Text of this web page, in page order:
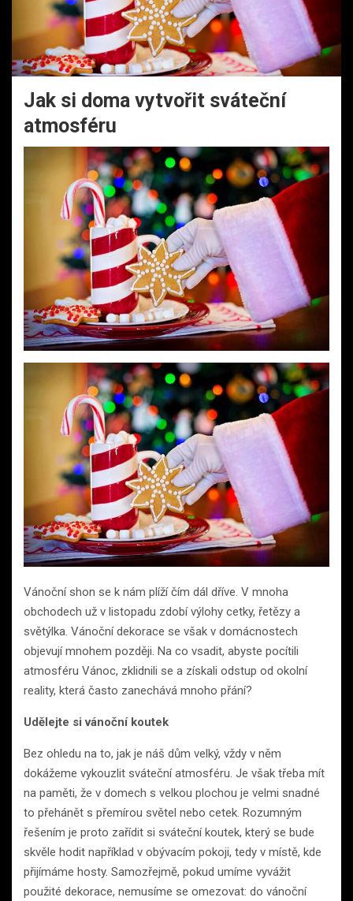
Jak si doma vytvořit sváteční
atmosféru
Vánoční shon se k nám plíží čím dál dříve. V mnoha
obchodech už v listopadu zdobí výlohy cetky, řetězy a
světýlka. Vánoční dekorace se však v domácnostech
objevují mnohem později. Na co vsadit, abyste pocítili
atmosféru Vánoc, zklidnili se a získali odstup od okolní
reality, která často zanechává mnoho přání?
Udělejte si vánoční koutek
Bez ohledu na to, jak je náš dům velký, vždy v něm
dokážeme vykouzlit sváteční atmosféru. Je však třeba mít
na paměti, že v domech s velkou plochou je velmi snadné
to přehánět s přemírou světel nebo cetek. Rozumným
řešením je proto zařídit si sváteční koutek, který se bude
skvěle hodit například v obývacím pokoji, tedy v místě, kde
přijímáme hosty. Samozřejmě, pokud umíme vyvážit
použité dekorace, nemusíme se omezovat: do vánoční